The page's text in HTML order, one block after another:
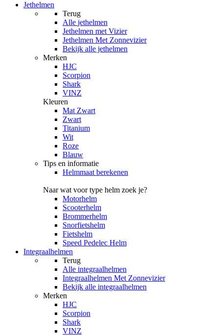
Jethelmen
Terug
Alle jethelmen
Jethelmen met Vizier
Jethelmen Met Zonnevizier
Bekijk alle jethelmen
Merken
HJC
Scorpion
Shark
VINZ
Kleuren
Mat Zwart
Zwart
Titanium
Wit
Roze
Blauw
Tips en informatie
Helmmaat berekenen
Naar wat voor type helm zoek je?
Motorhelm
Scooterhelm
Brommerhelm
Snorfietshelm
Fietshelm
Speed Pedelec Helm
Integraalhelmen
Terug
Alle integraalhelmen
Integraalhelmen Met Zonnevizier
Bekijk alle integraalhelmen
Merken
HJC
Scorpion
Shark
VINZ